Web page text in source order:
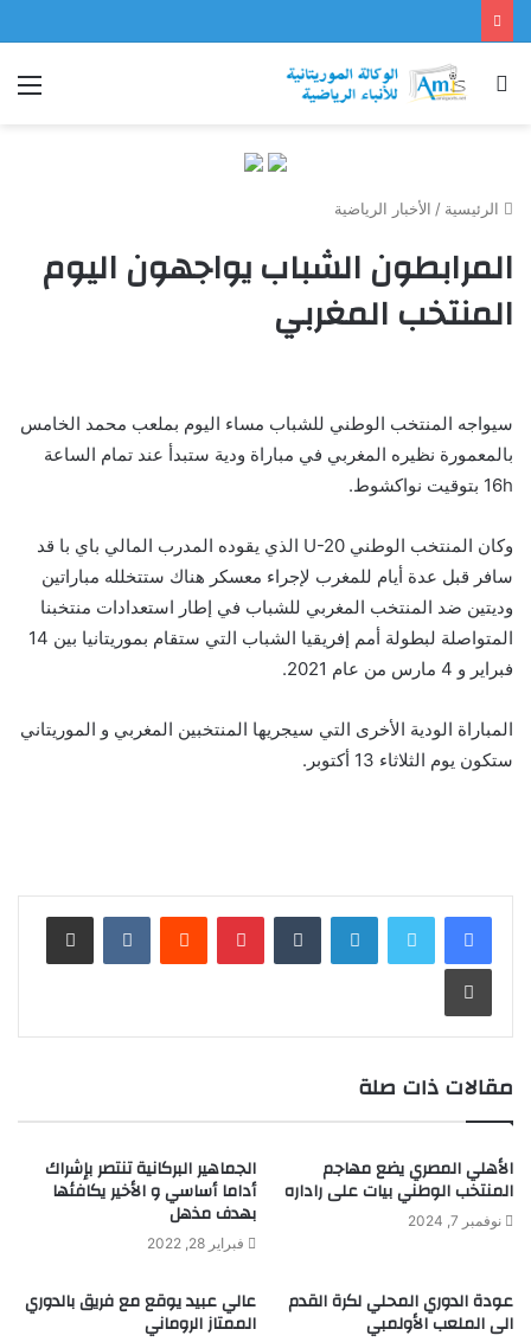
بحث
الرئيسية / الأخبار الرياضية
المرابطون الشباب يواجهون اليوم
المنتخب المغربي
سيواجه المنتخب الوطني للشباب مساء اليوم بملعب محمد الخامس
بالمعمورة نظيره المغربي في مباراة ودية ستبدأ عند تمام الساعة
16h بتوقيت نواكشوط.
وكان المنتخب الوطني U-20 الذي يقوده المدرب المالي باي با قد
سافر قبل عدة أيام للمغرب لإجراء معسكر هناك ستتخلله مباراتين
وديتين ضد المنتخب المغربي للشباب في إطار استعدادات منتخبنا
المتواصلة لبطولة أمم إفريقيا الشباب التي ستقام بموريتانيا بين 14
فبراير و 4 مارس من عام 2021.
المباراة الودية الأخرى التي سيجريها المنتخبين المغربي و الموريتاني
ستكون يوم الثلاثاء 13 أكتوبر.
لينكدإن بينتيريست مشاركة عبر البريد
طباعة
مقالات ذات صلة
الأهلي المصري يضع مهاجم
المنتخب الوطني بيات على راداره
نوفمبر 7, 2024
الجماهير البركانية تنتصر بإشراك
أداما أساسي و الأخير يكافئها
بهدف مذهل
فبراير 28, 2022
عودة الدوري المحلي لكرة القدم
الى الملعب الأولمبي
عالي عبيد يوقع مع فريق بالدوري
الممتاز الروماني